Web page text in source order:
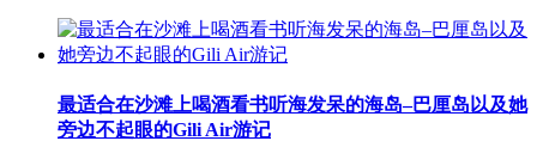
最适合在沙滩上喝酒看书听海发呆的海岛–巴厘岛以及她
旁边不起眼的Gili Air游记